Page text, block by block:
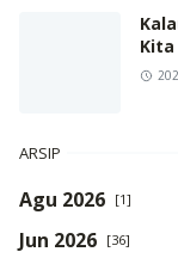
Kita
ARSIP
Agu 2026 [1]
Jun 2026 [36]